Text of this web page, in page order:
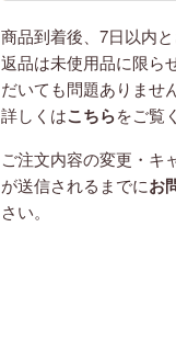
商品到着後、7日以内
返品は未使用品に限ら
だいても問題ありません
詳しくはこちらをご覧
ご注文内容の変更・キ
が送信されるまでにお
さい。